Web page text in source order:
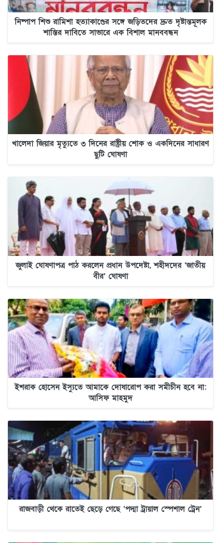
নিষ্পাপ শিশু রামিশা হত্যাকাণ্ডের সঙ্গে জড়িতদের দ্রুত দৃষ্টান্তমূলক
শাস্তির দাবিতে সাভারে এক বিশাল মানববন্ধন
খালেদা জিয়ার মৃত্যুতে ৩ দিনের রাষ্ট্রীয় শোক ও একদিনের সাধারণ
ছুটি ঘোষণা
জুলাই ঘোষণাপত্র পাঠ করলেন প্রধান উপদেষ্টা, শহীদদের ‘জাতীয়
বীর’ ঘোষণা
ইশরাক হোসেন ইস্যুতে আমাকে দোষারোপ করা সমীচীন হবে না:
আসিফ মাহমুদ
রাজবাড়ী থেকে রাতেই ছেড়ে গেছে ‘পদ্মা ট্রায়াল স্পেশাল ট্রেন’